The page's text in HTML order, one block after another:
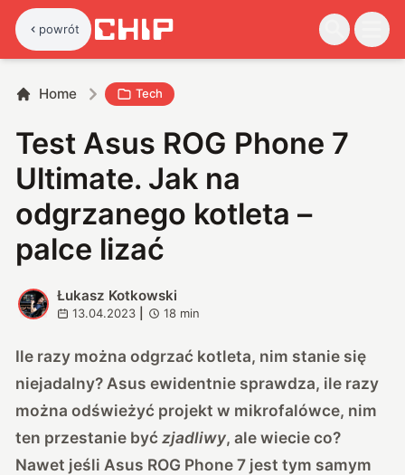
powrót
Home Tech
Test Asus ROG Phone 7
Ultimate. Jak na
odgrzanego kotleta –
palce lizać
Ł
Łukasz Kotkowski
13.04.2023 18 min
Ile razy można odgrzać kotleta, nim stanie się
niejadalny? Asus ewidentnie sprawdza, ile razy
można odświeżyć projekt w mikrofalówce, nim
ten przestanie byćzjadliwy, ale wiecie co?
Nawet jeśli Asus ROG Phone 7 jest tym samym